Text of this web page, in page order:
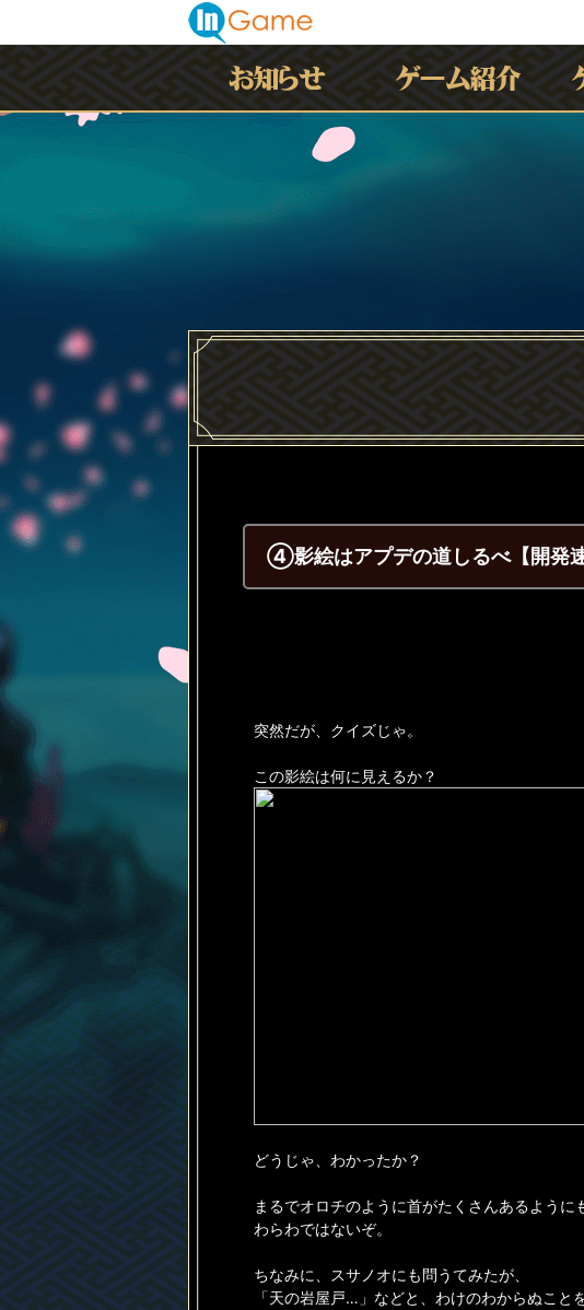
イベント
④影絵はアプデの道しるべ【開発
突然だが、クイズじゃ。
この影絵は何に見えるか？
どうじゃ、わかったか？
まるでオロチのように首がたくさんあるように
わらわではないぞ。
ちなみに、スサノオにも問うてみたが、
「天の岩屋戸…」などと、わけのわからぬこと